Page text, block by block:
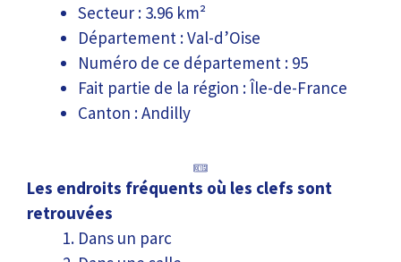
Secteur : 3.96 km²
Département : Val-d’Oise
Numéro de ce département : 95
Fait partie de la région : Île-de-France
Canton : Andilly
Les endroits fréquents où les clefs sont
retrouvées
Dans un parc